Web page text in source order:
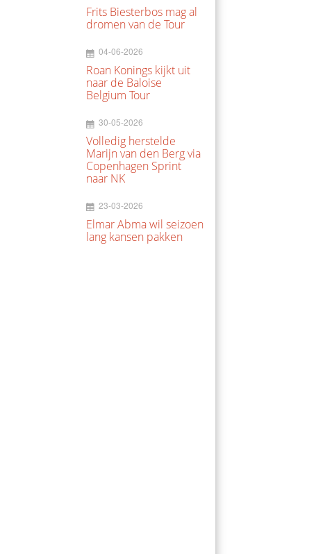
Frits Biesterbos mag al
dromen van de Tour
04-06-2026
Roan Konings kijkt uit
naar de Baloise
Belgium Tour
30-05-2026
Volledig herstelde
Marijn van den Berg via
Copenhagen Sprint
naar NK
23-03-2026
Elmar Abma wil seizoen
lang kansen pakken